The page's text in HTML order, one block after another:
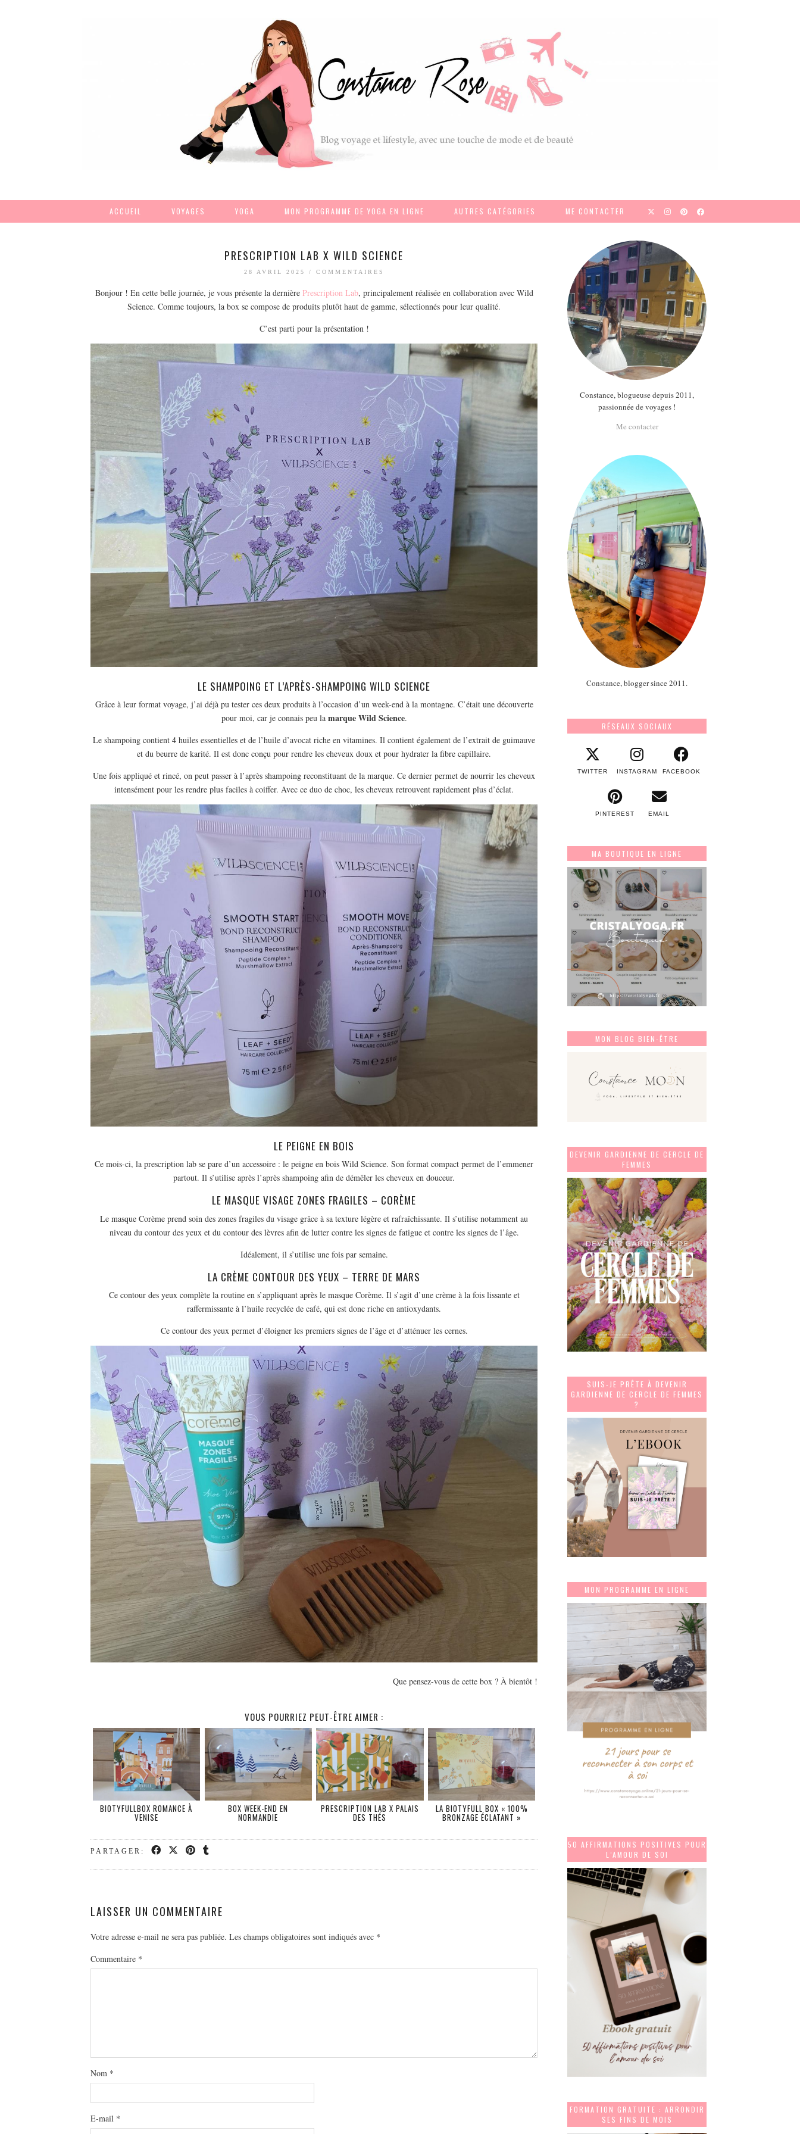
ACCUEIL VOYAGES YOGA MON PROGRAMME DE YOGA EN LIGNE AUTRES CATÉGORIES ME CONTACTER
PRESCRIPTION LAB X WILD SCIENCE
28 AVRIL 2025 / COMMENTAIRES
Bonjour ! En cette belle journée, je vous présente la dernière Prescription Lab, principalement réalisée en collaboration avec Wild
Science. Comme toujours, la box se compose de produits plutôt haut de gamme, sélectionnés pour leur qualité.
C’est parti pour la présentation !
LE SHAMPOING ET L’APRÈS-SHAMPOING WILD SCIENCE
Grâce à leur format voyage, j’ai déjà pu tester ces deux produits à l’occasion d’un week-end à la montagne. C’était une découverte
pour moi, car je connais peu la marque Wild Science.
Le shampoing contient 4 huiles essentielles et de l’huile d’avocat riche en vitamines. Il contient également de l’extrait de guimauve
et du beurre de karité. Il est donc conçu pour rendre les cheveux doux et pour hydrater la fibre capillaire.
Une fois appliqué et rincé, on peut passer à l’après shampoing reconstituant de la marque. Ce dernier permet de nourrir les cheveux
intensément pour les rendre plus faciles à coiffer. Avec ce duo de choc, les cheveux retrouvent rapidement plus d’éclat.
LE PEIGNE EN BOIS
Ce mois-ci, la prescription lab se pare d’un accessoire : le peigne en bois Wild Science. Son format compact permet de l’emmener
partout. Il s’utilise après l’après shampoing afin de démêler les cheveux en douceur.
LE MASQUE VISAGE ZONES FRAGILES – CORÈME
Le masque Corème prend soin des zones fragiles du visage grâce à sa texture légère et rafraîchissante. Il s’utilise notamment au
niveau du contour des yeux et du contour des lèvres afin de lutter contre les signes de fatigue et contre les signes de l’âge.
Idéalement, il s’utilise une fois par semaine.
LA CRÈME CONTOUR DES YEUX – TERRE DE MARS
Ce contour des yeux complète la routine en s’appliquant après le masque Corème. Il s’agit d’une crème à la fois lissante et
raffermissante à l’huile recyclée de café, qui est donc riche en antioxydants.
Ce contour des yeux permet d’éloigner les premiers signes de l’âge et d’atténuer les cernes.
Que pensez-vous de cette box ? À bientôt !
VOUS POURRIEZ PEUT-ÊTRE AIMER :
BIOTYFULLBOX ROMANCE À
VENISE
BOX WEEK-END EN
NORMANDIE
PRESCRIPTION LAB X PALAIS
DES THÉS
LA BIOTYFULL BOX « 100%
BRONZAGE ÉCLATANT »
PARTAGER:
LAISSER UN COMMENTAIRE
Votre adresse e-mail ne sera pas publiée. Les champs obligatoires sont indiqués avec *
Commentaire *
Nom *
E-mail *
Constance, blogueuse depuis 2011,
passionnée de voyages !
Me contacter
Constance, blogger since 2011.
RÉSEAUX SOCIAUX
TWITTER INSTAGRAM FACEBOOK
PINTEREST EMAIL
MA BOUTIQUE EN LIGNE
MON BLOG BIEN-ÊTRE
DEVENIR GARDIENNE DE CERCLE DE
FEMMES
SUIS-JE PRÊTE À DEVENIR
GARDIENNE DE CERCLE DE FEMMES
?
MON PROGRAMME EN LIGNE
50 AFFIRMATIONS POSITIVES POUR
L’AMOUR DE SOI
FORMATION GRATUITE : ARRONDIR
SES FINS DE MOIS